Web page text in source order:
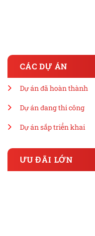
CÁC DỰ ÁN
Dự án đã hoàn thành
Dự án đang thi công
Dự án sắp triển khai
ƯU ĐÃI LỚN